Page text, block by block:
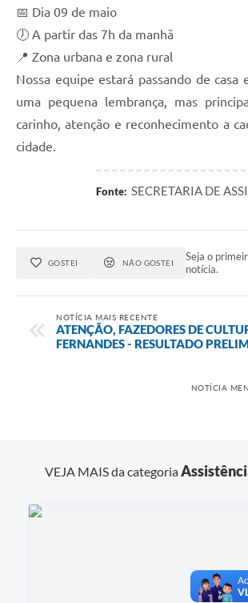
📅 Dia 09 de maio
🕖 A partir das 7h da manhã
📍 Zona urbana e zona rural
Nossa equipe estará passando de casa
uma pequena lembrança, mas
carinho, atenção e reconhecimento a
cidade.
Fonte: SECRETARIA DE
GOSTEI NÃO GOSTEI
Seja o
notícia.
NOTÍCIA MAIS RECENTE
ATENÇÃO, FAZEDORES DE
FERNANDES - RESULTADO
NOTÍCIA
VEJA MAIS da categoria